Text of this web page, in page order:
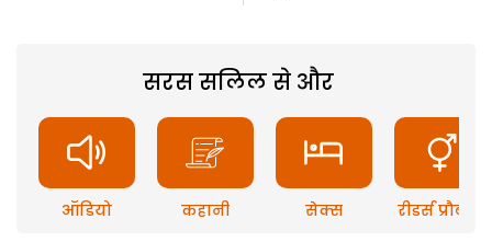
सरस सलिल से और
ऑडियो कहानी सेक्स रीडर्स प्रौब्लम